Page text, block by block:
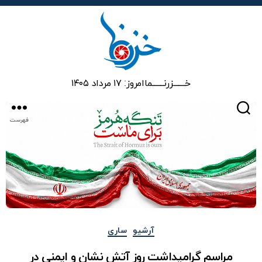
خـــــــزرنـــــــماامروز: ۱۷ مرداد ۱۴۰۵
فهرست
دسته‌ها آرشیو ساری
مراسم گرامیداشت روز آتش نشان و ایمنی در